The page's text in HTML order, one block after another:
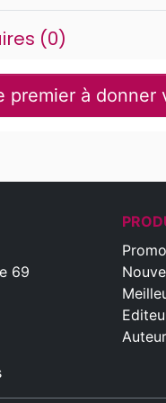
(0)
premier à donner
69